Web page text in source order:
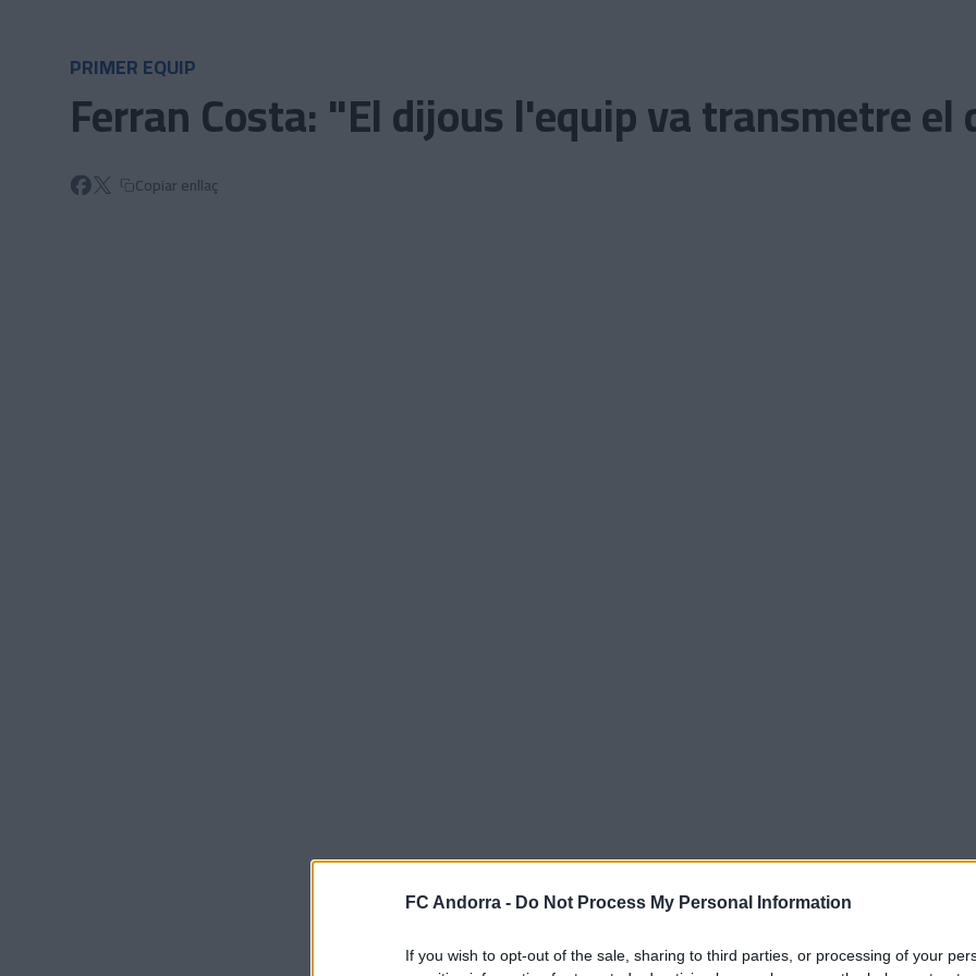
FC Andorra - Do Not Process My Personal Information
If you wish to opt-out of the sale, sharing to third parties, or processing of your
PRIMER EQUIP
Ferran Costa: "El dijous l'equip va transmetre el
Copiar enllaç